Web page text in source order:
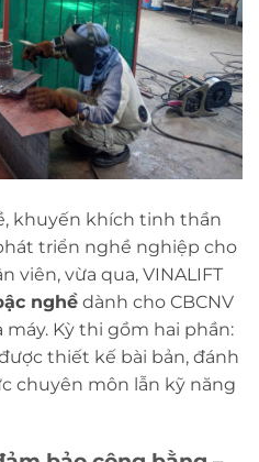
khuyến khích tinh thần
triển nghề nghiệp cho
viên, vừa qua, VINALIFT
nghề dành cho CBCNV
Kỳ thi gồm hai phần:
thiết kế bài bản, đánh
chuyên môn lẫn kỹ năng